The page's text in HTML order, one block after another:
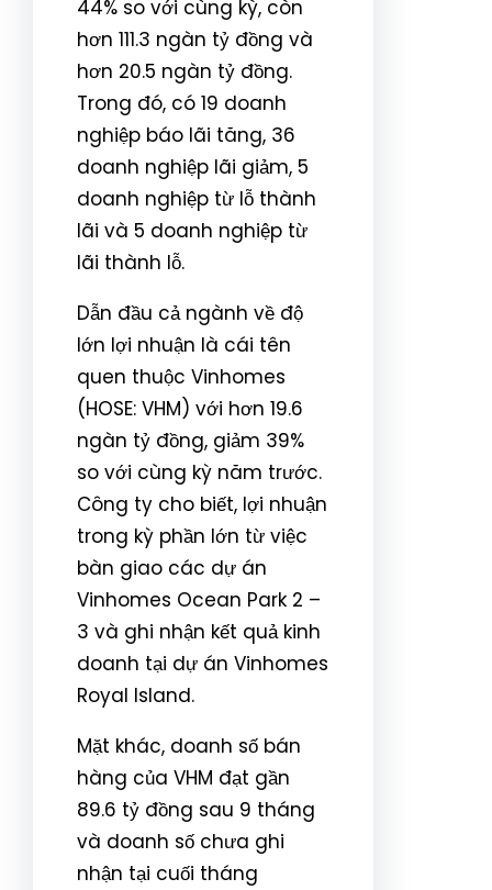
44% so với cùng kỳ, còn
hơn 111.3 ngàn tỷ đồng và
hơn 20.5 ngàn tỷ đồng.
Trong đó, có 19 doanh
nghiệp báo lãi tăng, 36
doanh nghiệp lãi giảm, 5
doanh nghiệp từ lỗ thành
lãi và 5 doanh nghiệp từ
lãi thành lỗ.
Dẫn đầu cả ngành về độ
lớn lợi nhuận là cái tên
quen thuộc Vinhomes
(HOSE: VHM) với hơn 19.6
ngàn tỷ đồng, giảm 39%
so với cùng kỳ năm trước.
Công ty cho biết, lợi nhuận
trong kỳ phần lớn từ việc
bàn giao các dự án
Vinhomes Ocean Park 2 –
3 và ghi nhận kết quả kinh
doanh tại dự án Vinhomes
Royal Island.
Mặt khác, doanh số bán
hàng của VHM đạt gần
89.6 tỷ đồng sau 9 tháng
và doanh số chưa ghi
nhận tại cuối tháng